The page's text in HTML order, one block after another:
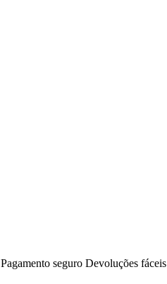
Pagamento seguro Devoluções fáceis